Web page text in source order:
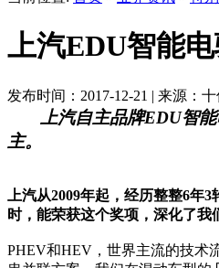
上汽EDU智能
发布时间：2017-12-21 | 来源：
上汽自主品牌EDU智
主。
上汽从2009年起，经历整整6
时，能荣获这个奖项，深化了我
PHEV和HEV，世界主流的技术